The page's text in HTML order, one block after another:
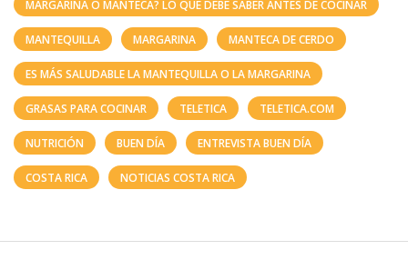
MARGARINA O MANTECA? LO QUE DEBE SABER ANTES DE COCINAR
MANTEQUILLA MARGARINA MANTECA DE CERDO
ES MÁS SALUDABLE LA MANTEQUILLA O LA MARGARINA
GRASAS PARA COCINAR TELETICA TELETICA.COM
NUTRICIÓN BUEN DÍA ENTREVISTA BUEN DÍA
COSTA RICA NOTICIAS COSTA RICA